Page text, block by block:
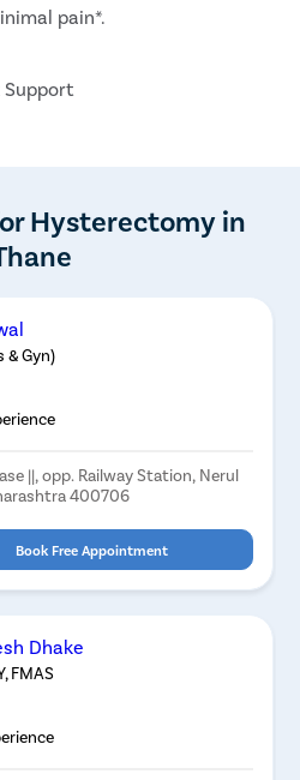
pain*.
Support
Hysterectomy in
& Gyn)
||, opp. Railway Station, Nerul
400706
Book Free Appointment
Dhake
FMAS